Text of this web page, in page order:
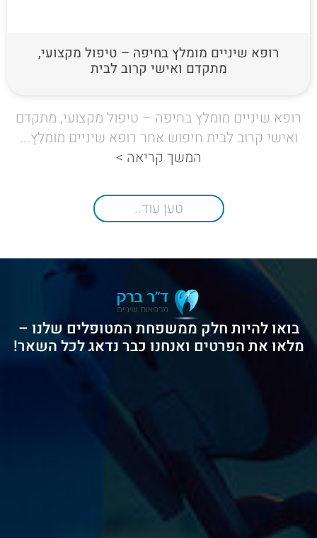
רופא שיניים מומלץ בחיפה – טיפול מקצועי,
מתקדם ואישי קרוב לבית
רופא שיניים מומלץ בחיפה – טיפול מקצועי, מתקדם
ואישי קרוב לבית חיפוש אחר רופא שיניים מומלץ...
המשך קריאה >
טען עוד..
בואו להיות חלק ממשפחת המטופלים שלנו –
מלאו את הפרטים ואנחנו כבר נדאג לכל השאר!